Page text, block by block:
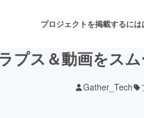
プロジェクトを掲載するには
プス＆動画をス
Gather_Tech